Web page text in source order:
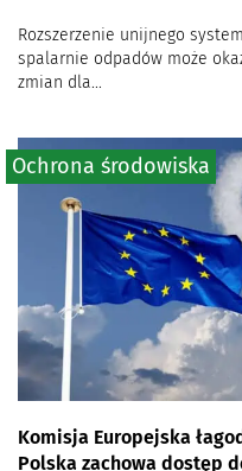
Rozszerzenie unijnego
spalarnie odpadów może
zmian dla...
Komisja Europejska
Polska zachowa dostęp
Ochrona środowiska